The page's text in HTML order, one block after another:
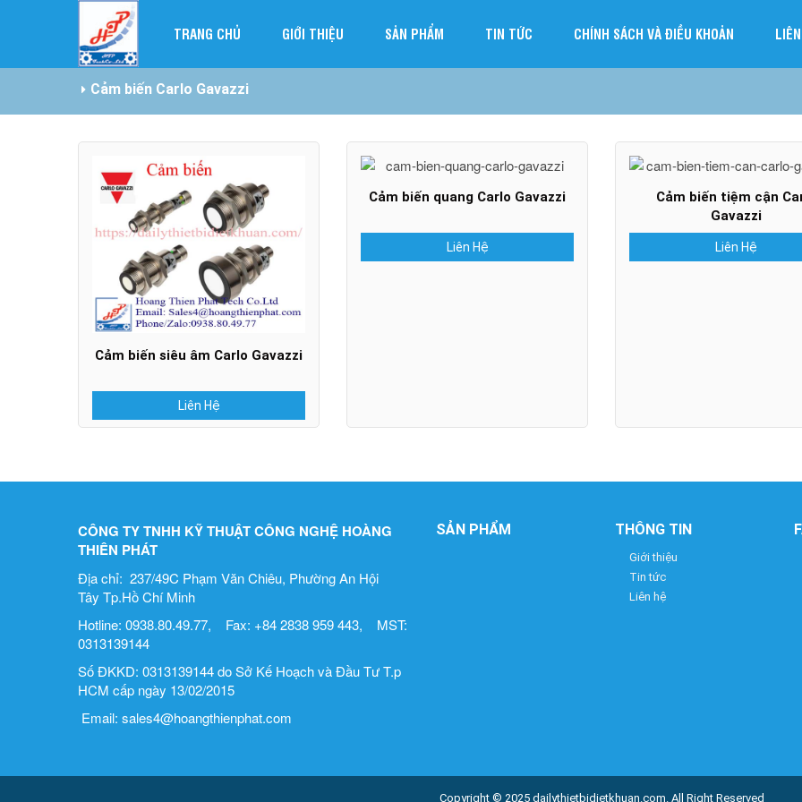
TRANG CHỦ GIỚI THIỆU SẢN PHẨM TIN TỨC CHÍNH SÁCH VÀ ĐIỀU KHOẢN
Cảm biến Carlo Gavazzi
Cảm biến siêu âm Carlo Gavazzi
Liên Hệ
Cảm biến quang Carlo Gavazzi
Liên Hệ
Cảm biến tiệm cận
Gavazzi
Liên Hệ
CÔNG TY TNHH KỸ THUẬT CÔNG NGHỆ HOÀNG
THIÊN PHÁT
Địa chỉ: 237/49C Phạm Văn Chiêu, Phường An Hội
Tây Tp.Hồ Chí Minh
Hotline: 0938.80.49.77, Fax: +84 2838 959 443, MST:
0313139144
Số ĐKKD: 0313139144 do Sở Kế Hoạch và Đầu Tư T.p
HCM cấp ngày 13/02/2015
Email: sales4@hoangthienphat.com
SẢN PHẨM THÔNG TIN
Giới thiệu
Tin tức
Liên hệ
Copyright © 2025 dailythietbidietkhuan.com. All Right Reserved